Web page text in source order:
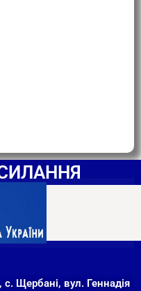
Щербані, вул. Геннадія